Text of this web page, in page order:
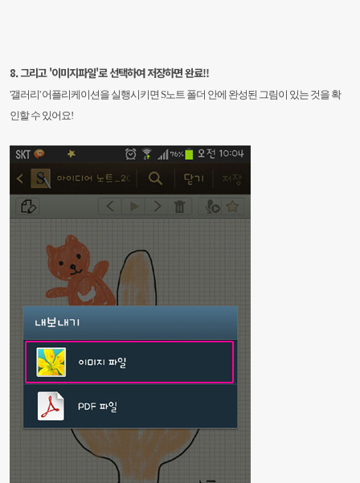
8. 그리고 '이미지파일'로 선택하여 저장하면 완료!!
'갤러리' 어플리케이션을 실행시키면 S노트 폴더 안에 완성된 그림이 있는 것을 확
인할 수 있어요!